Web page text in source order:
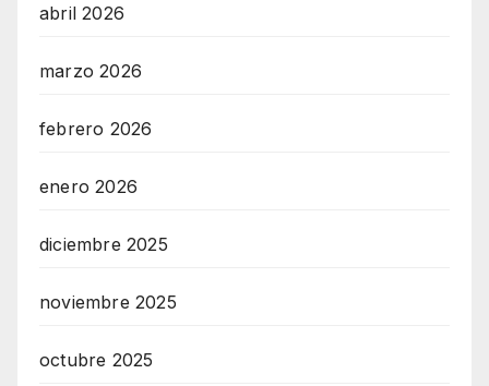
abril 2026
marzo 2026
febrero 2026
enero 2026
diciembre 2025
noviembre 2025
octubre 2025